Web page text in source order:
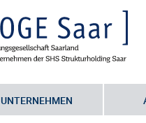
UNTERNEHMEN
Sie befinden sich hier:
EHSA_2015